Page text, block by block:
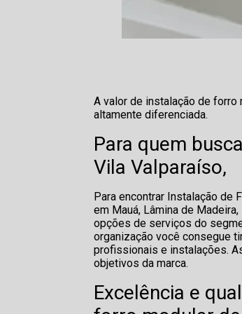
A valor de instalação de
altamente diferenciada.
Para quem
Vila Valparaíso,
Para encontrar Instalação de
em Mauá, Lâmina de
opções de serviços do
organização você consegue
profissionais e instalações.
objetivos da marca.
Excelência e